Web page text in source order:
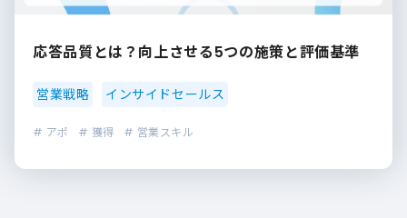
応答品質とは？向上させる5つの施策と評価基準
営業戦略 インサイドセールス
# アポ # 獲得 # 営業スキル